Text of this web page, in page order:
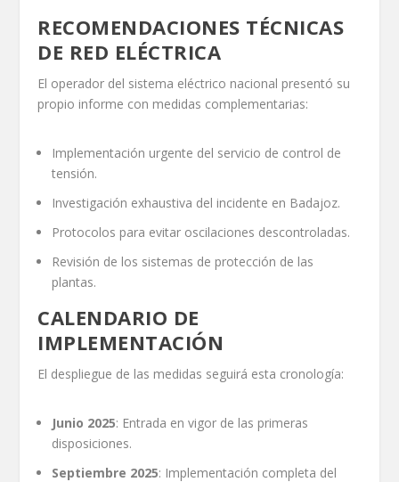
RECOMENDACIONES TÉCNICAS
DE RED ELÉCTRICA
El operador del sistema eléctrico nacional presentó su
propio informe con medidas complementarias:
Implementación urgente del servicio de control de
tensión.
Investigación exhaustiva del incidente en Badajoz.
Protocolos para evitar oscilaciones descontroladas.
Revisión de los sistemas de protección de las
plantas.
CALENDARIO DE
IMPLEMENTACIÓN
El despliegue de las medidas seguirá esta cronología:
Junio 2025: Entrada en vigor de las primeras
disposiciones.
Septiembre 2025: Implementación completa del